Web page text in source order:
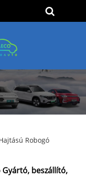
Robogó
beszállító,